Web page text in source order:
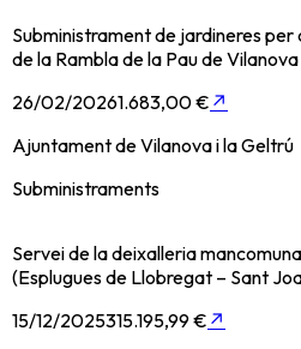
Subministrament de jardineres
de la Rambla de la Pau de
26/02/20261.683,00 € ↗
Ajuntament de Vilanova i la Geltrú
Subministraments
Servei de la deixalleria
(Esplugues de Llobregat – Sant
15/12/2025315.195,99 € ↗